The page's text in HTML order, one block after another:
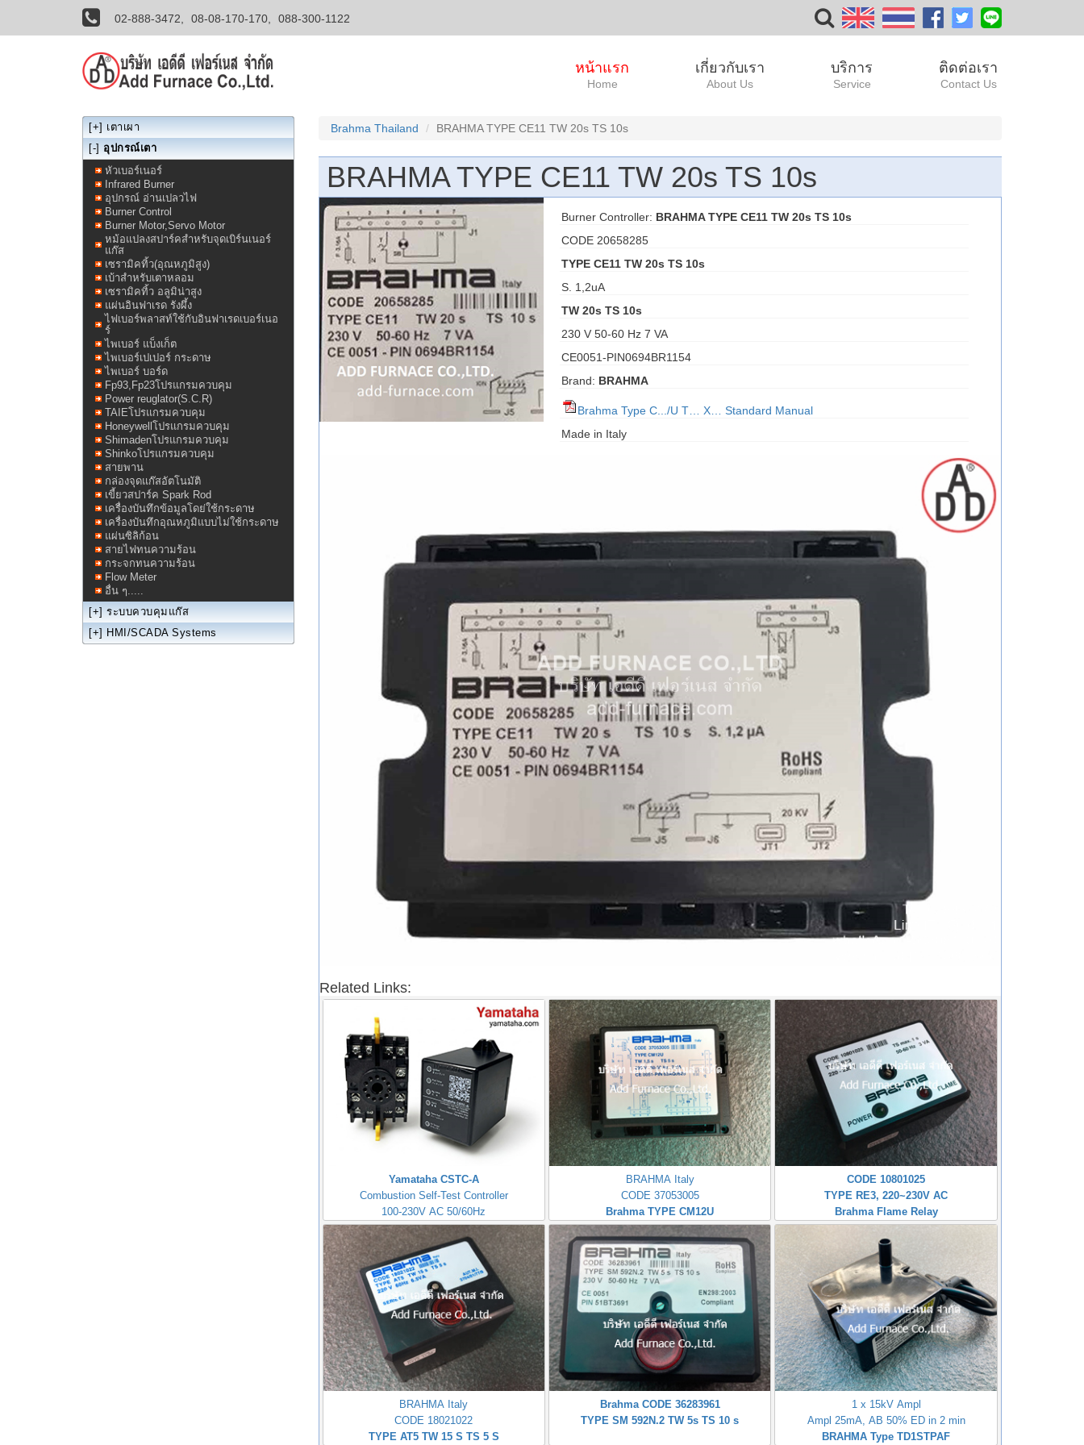
02-888-3472, 08-08-170-170, 088-300-1122
หน้าแรก
Home
เกี่ยวกับเรา
About Us
บริการ
Service
ติดต่อเรา
Contact Us
Brahma Thailand BRAHMA TYPE CE11 TW 20s TS 10s
BRAHMA TYPE CE11 TW 20s TS 10s
Burner Controller: BRAHMA TYPE CE11 TW 20s TS 10s
CODE 20658285
TYPE CE11 TW 20s TS 10s
S. 1,2uA
TW 20s TS 10s
230 V 50-60 Hz 7 VA
CE0051-PIN0694BR1154
Brand: BRAHMA
Brahma Type C.../U T… X… Standard Manual
Made in Italy
Related Links:
Yamataha CSTC-A
Combustion Self-Test Controller
100-230V AC 50/60Hz
BRAHMA Italy
CODE 37053005
Brahma TYPE CM12U
CODE 10801025
TYPE RE3, 220~230V AC
Brahma Flame Relay
BRAHMA Italy
CODE 18021022
TYPE AT5 TW 15 S TS 5 S
Brahma CODE 36283961
TYPE SM 592N.2 TW 5s TS 10 s
1 x 15kV Ampl
Ampl 25mA, AB 50% ED in 2 min
BRAHMA Type TD1STPAF
[+] เตาเผา
[-] อุปกรณ์เตา
หัวเบอร์เนอร์
Infrared Burner
อุปกรณ์ อ่านเปลวไฟ
Burner Control
Burner Motor,Servo Motor
หม้อแปลงสปาร์คสำหรับจุดเบิร์นเนอร์
แก๊ส
เซรามิคทิ้ว(อุณหภูมิสูง)
เบ้าสำหรับเตาหลอม
เซรามิคทิ้ว อลูมิน่าสูง
แผ่นอินฟาเรด รังผึ้ง
ไฟเบอร์พลาสท์ใช้กับอินฟาเรดเบอร์เนอ
ร์
ไพเบอร์ แบ็งเก็ต
ไพเบอร์เปเปอร์ กระดาษ
ไพเบอร์ บอร์ด
Fp93,Fp23โปรแกรมควบคุม
Power reuglator(S.C.R)
TAIEโปรแกรมควบคุม
Honeywellโปรแกรมควบคุม
Shimadenโปรแกรมควบคุม
Shinkoโปรแกรมควบคุม
สายพาน
กล่องจุดแก๊สอัตโนมัติ
เขี้ยวสปาร์ค Spark Rod
เครื่องบันทึกข้อมูลโดย่ใช้กระดาษ
เครื่องบันทึกอุณหภูมิแบบไม่ใช้กระดาษ
แผ่นซิลิก้อน
สายไฟทนความร้อน
กระจกทนความร้อน
Flow Meter
อื่น ๆ.....
[+] ระบบควบคุมแก๊ส
[+] HMI/SCADA Systems